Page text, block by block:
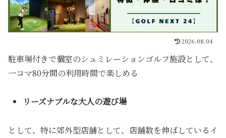
2026.08.04
駐車場付きで個室のシュミレーションゴルフ施設として、
一コマ80分間の利用時間で楽しめる
リーズナブルな大人の遊び場
として、特に郊外型店舗として、店舗数を伸ばしているイ